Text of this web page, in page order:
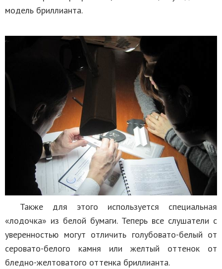
модель бриллианта.
Также для этого используется специальная
«лодочка» из белой бумаги. Теперь все слушатели с
уверенностью могут отличить голубовато-белый от
серовато-белого камня или желтый оттенок от
бледно-желтоватого оттенка бриллианта.